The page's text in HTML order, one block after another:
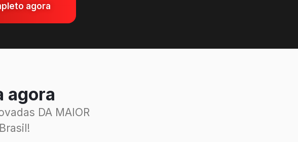
agora
agora
DA MAIOR